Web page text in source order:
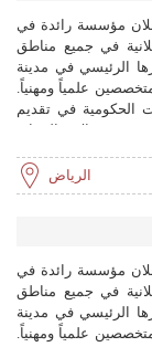
مؤسسة رائدة في
في جميع مناطق
الرئيسي في مدينة
علمياً ومهنياً.
الحكومية في تقديم
مجالات الدعاية
للجهات الحكومية
ذات مستويات
الإنتاجية فنحن
، الداخلية
ولوحات المحلات.
الجديدة بتصميمات
، والتقاويم والمنتجات
الرياض
مؤسسة رائدة في
في جميع مناطق
الرئيسي في مدينة
علمياً ومهنياً.